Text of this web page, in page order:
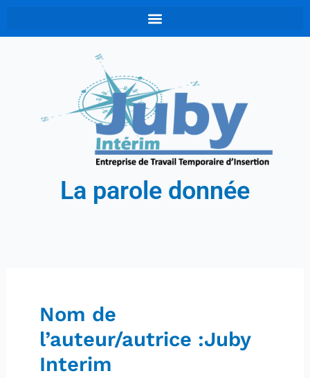
La parole donnée
Nom de
l’auteur/autrice :Juby
Interim